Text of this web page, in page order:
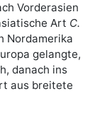
Vorderasien
Art C.
Nordamerika
gelangte,
danach ins
aus breitete